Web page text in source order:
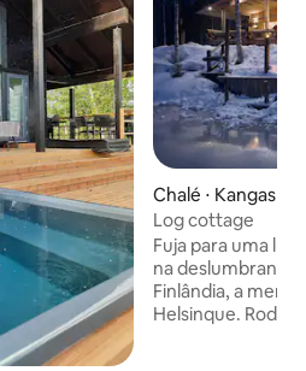
Chalé ⋅
Log cottage
Fuja para uma
na deslumbrante
Finlândia, a
Helsinque.